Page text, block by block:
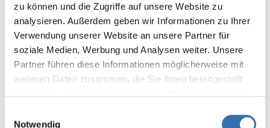
zu können und die Zugriffe auf unsere Website zu
analysieren. Außerdem geben wir Informationen zu Ihrer
Verwendung unserer Website an unsere Partner für
soziale Medien, Werbung und Analysen weiter. Unsere
Partner führen diese Informationen möglicherweise mit
weiteren Daten zusammen, die Sie ihnen bereitgestellt
Notwendig
Durchschnittliche Bewertung von 0 von 5 Sternen
Bewerten Sie dieses Produkt!
Teilen Sie Ihre Erfahrungen mit anderen
Kunden.